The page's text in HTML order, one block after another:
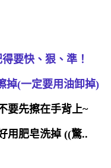
要快、狠、準！
掉(一定要用油卸掉)
要先擦在手背上~
用肥皂洗掉 ((驚..